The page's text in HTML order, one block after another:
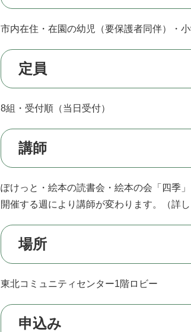
市内在住・在園の幼児（要保護者同伴）・
定員
8組・受付順（当日受付）
講師
ぽけっと・絵本の読書会・絵本の会「四季
開催する週により講師が変わります。（詳
場所
東北コミュニティセンター1階ロビー
申込み